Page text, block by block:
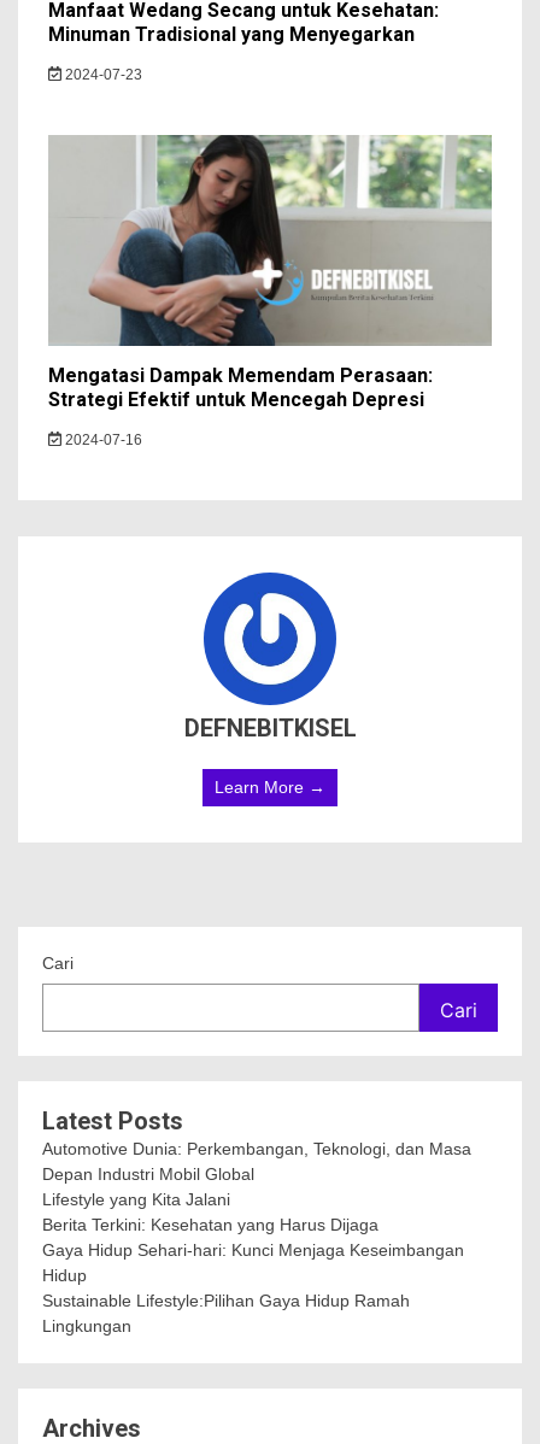
Manfaat Wedang Secang untuk Kesehatan:
Minuman Tradisional yang Menyegarkan
2024-07-23
Mengatasi Dampak Memendam Perasaan:
Strategi Efektif untuk Mencegah Depresi
2024-07-16
DEFNEBITKISEL
Learn More →
Cari
Cari
Latest Posts
Automotive Dunia: Perkembangan, Teknologi, dan Masa
Depan Industri Mobil Global
Lifestyle yang Kita Jalani
Berita Terkini: Kesehatan yang Harus Dijaga
Gaya Hidup Sehari-hari: Kunci Menjaga Keseimbangan
Hidup
Sustainable Lifestyle:Pilihan Gaya Hidup Ramah
Lingkungan
Archives